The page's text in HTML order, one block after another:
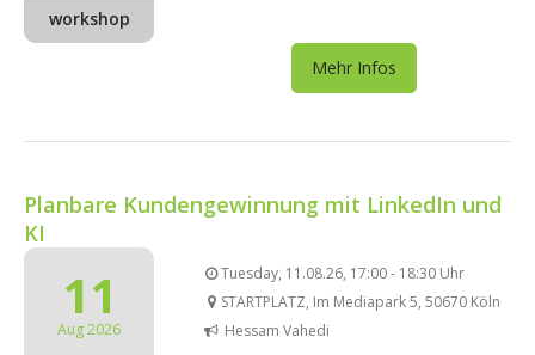
workshop
Mehr Infos
Planbare Kundengewinnung mit LinkedIn und
KI
11
Aug 2026
Tuesday, 11.08.26, 17:00 - 18:30 Uhr
STARTPLATZ, Im Mediapark 5, 50670 Köln
Hessam Vahedi